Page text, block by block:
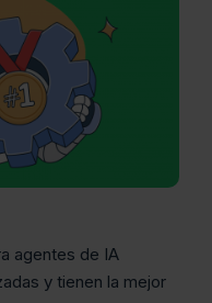
agentes de IA
y tienen la mejor